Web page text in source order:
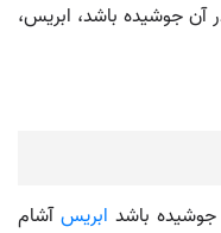
جوشیده باشد، ابریس،
باشد ابریسآشام